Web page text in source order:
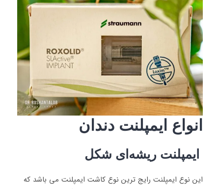
انواع ایمپلنت دندان
ایمپلنت ریشه‌ای شکل
این نوع ایمپلنت رایج ترین نوع کاشت ایمپلنت می باشد که